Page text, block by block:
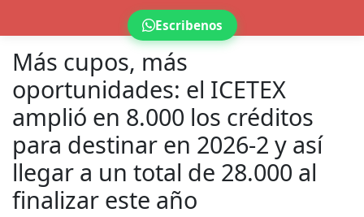
Escribenos
Más cupos, más
oportunidades: el ICETEX
amplió en 8.000 los créditos
para destinar en 2026-2 y así
llegar a un total de 28.000 al
finalizar este año